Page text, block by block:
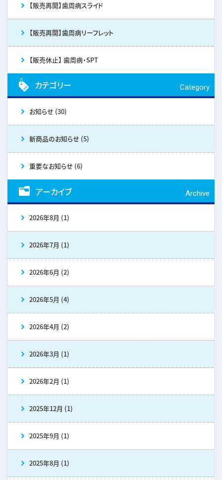
【販売再開】歯周病スライド
【販売再開】歯周病リーフレット
【販売休止】 歯周病・SPT
カテゴリー Category
お知らせ (30)
新商品のお知らせ (5)
重要なお知らせ (6)
アーカイブ Archive
2026年8月 (1)
2026年7月 (1)
2026年6月 (2)
2026年5月 (4)
2026年4月 (2)
2026年3月 (1)
2026年2月 (1)
2025年12月 (1)
2025年9月 (1)
2025年8月 (1)